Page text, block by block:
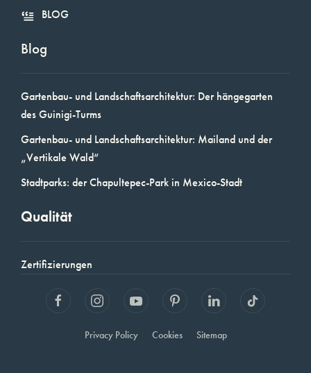
BLOG
Blog
Gartenbau- und Landschaftsarchitektur: Der hängegarten
des Guinigi-Turms
Gartenbau- und Landschaftsarchitektur: Mailand und der
„Vertikale Wald“
Stadtparks: der Chapultepec-Park in Mexico-Stadt
Qualität
Zertifizierungen
Privacy Policy Cookies Sitemap